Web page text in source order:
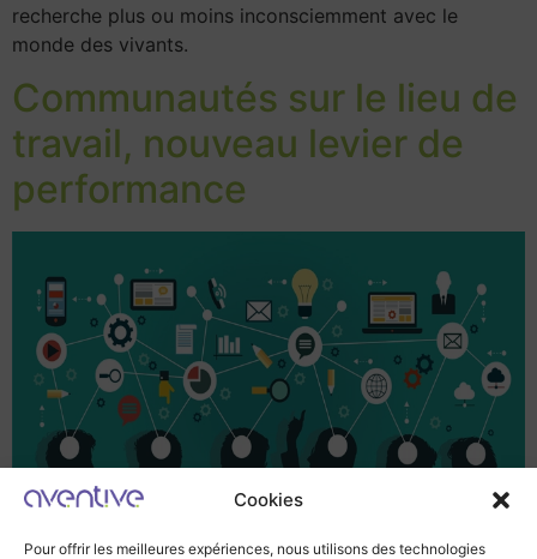
Cookies
Pour offrir les meilleures expériences, nous utilisons des technologies
recherche plus ou moins inconsciemment avec le
monde des vivants.
Communautés sur le lieu de
travail, nouveau levier de
performance